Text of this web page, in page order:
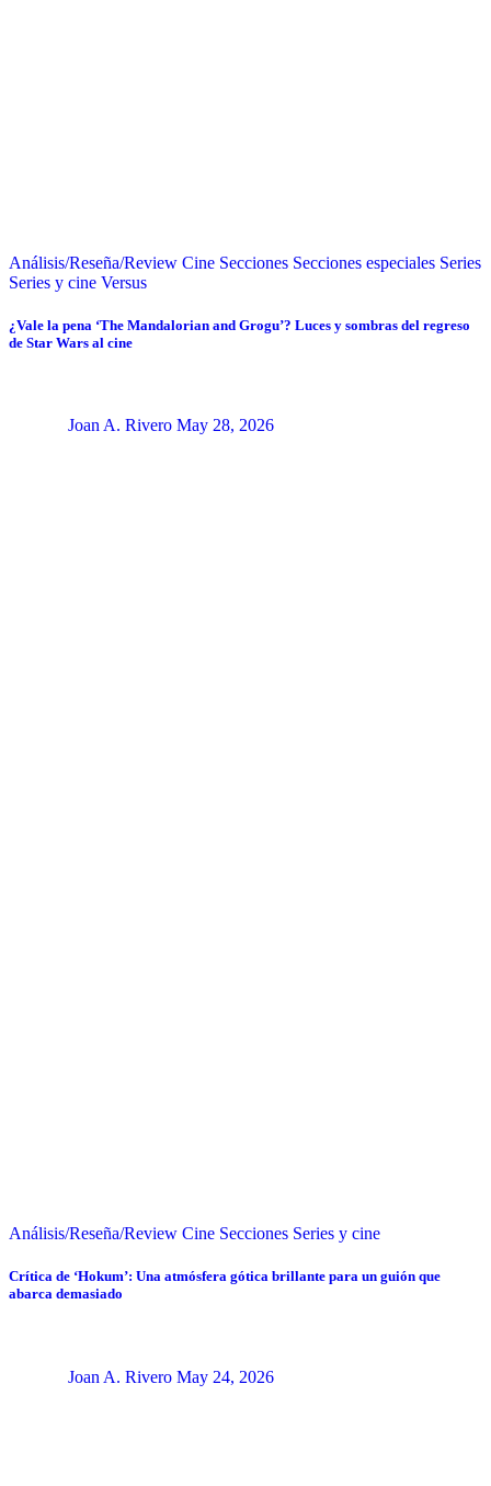
Análisis/Reseña/Review Cine Secciones Secciones especiales Series
Series y cine Versus
¿Vale la pena ‘The Mandalorian and Grogu’? Luces y sombras del regreso
de Star Wars al cine
Joan A. Rivero May 28, 2026
Análisis/Reseña/Review Cine Secciones Series y cine
Crítica de ‘Hokum’: Una atmósfera gótica brillante para un guión que
abarca demasiado
Joan A. Rivero May 24, 2026